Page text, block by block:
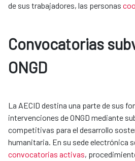
de sus trabajadores, las personas
Convocatorias
ONGD
La AECID destina una parte de sus
intervenciones de ONGD mediante
competitivas para el desarrollo
humanitaria. En su sede electrónica
convocatorias activas,